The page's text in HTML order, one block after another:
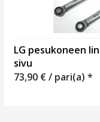
LG pesukoneen
sivu
73,90 €/ pari(a) *